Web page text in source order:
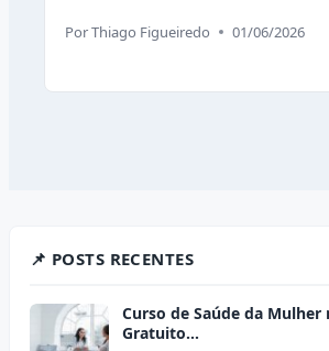
PorThiago Figueiredo 01/06/2026
📌 POSTS RECENTES
Curso de Saúde da Mulher
Gratuito…